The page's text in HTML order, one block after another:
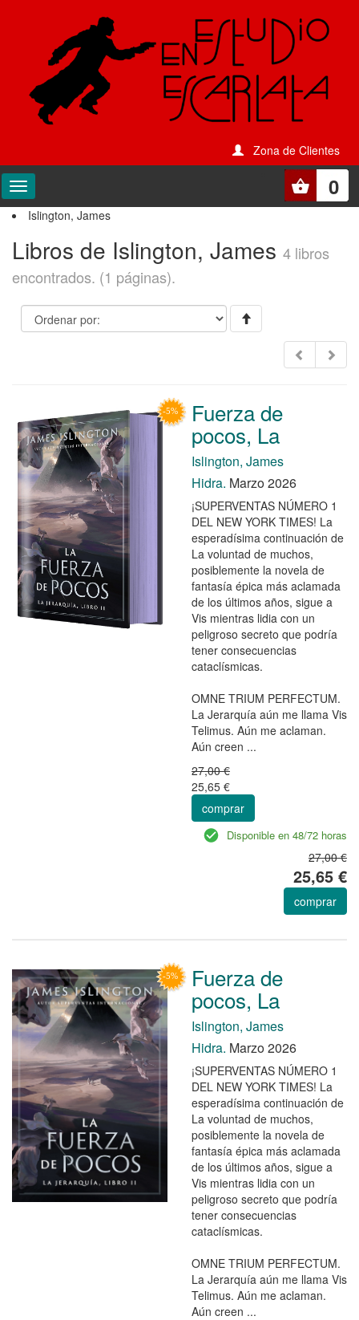
Zona de Clientes
0
Islington, James
Libros de Islington, James 4 libros
encontrados. (1 páginas).
Fuerza de
pocos, La
Islington, James
Hidra. Marzo 2026
¡SUPERVENTAS NÚMERO 1
DEL NEW YORK TIMES! La
esperadísima continuación de
La voluntad de muchos,
posiblemente la novela de
fantasía épica más aclamada
de los últimos años, sigue a
Vis mientras lidia con un
peligroso secreto que podría
tener consecuencias
cataclísmicas.
OMNE TRIUM PERFECTUM.
La Jerarquía aún me llama Vis
Telimus. Aún me aclaman.
Aún creen ...
27,00 €
25,65 €
comprar
Disponible en 48/72 horas
27,00 €
25,65 €
comprar
Fuerza de
pocos, La
Islington, James
Hidra. Marzo 2026
¡SUPERVENTAS NÚMERO 1
DEL NEW YORK TIMES! La
esperadísima continuación de
La voluntad de muchos,
posiblemente la novela de
fantasía épica más aclamada
de los últimos años, sigue a
Vis mientras lidia con un
peligroso secreto que podría
tener consecuencias
cataclísmicas.
OMNE TRIUM PERFECTUM.
La Jerarquía aún me llama Vis
Telimus. Aún me aclaman.
Aún creen ...